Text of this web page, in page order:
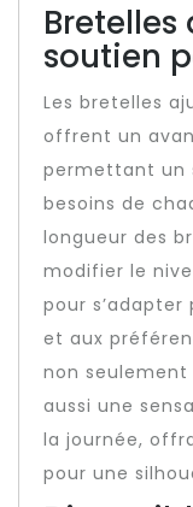
soutien
Les bretelles
offrent un
permettant un
besoins de
longueur des
modifier le
pour
et aux
non
aussi une
la journée,
pour une